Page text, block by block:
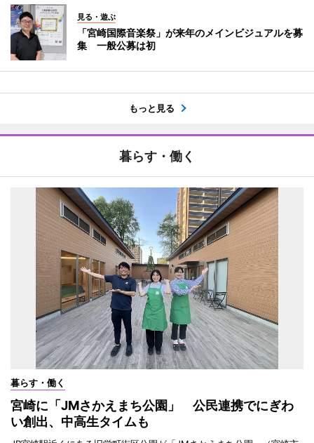
見る・遊ぶ
「宮崎国際音楽祭」が来年のメインビジュアルを募
集 一般公募は初
もっと見る
暮らす・働く
暮らす・働く
宮崎に「JMさかえまち公園」 公民連携でにぎわ
い創出、中高生タイムも